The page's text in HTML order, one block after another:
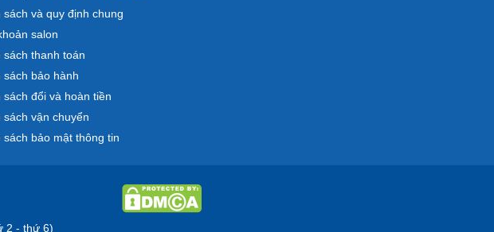
sách và quy định chung
salon
sách thanh toán
sách bảo hành
sách đổi và hoàn tiền
sách vận chuyển
sách bảo mật thông tin
2 - thứ 6)